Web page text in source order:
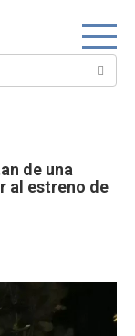
de una
al estreno de